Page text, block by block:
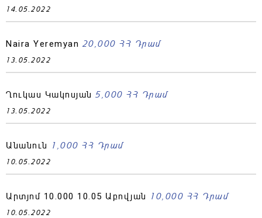
14.05.2022
Naira Yeremyan 20,000 ՀՀ Դրամ
13.05.2022
Ղուկաս Կակոսյան 5,000 ՀՀ Դրամ
13.05.2022
Անանուն 1,000 ՀՀ Դրամ
10.05.2022
Արտյոմ 10.000 10.05 Աբովյան 10,000 ՀՀ Դրամ
10.05.2022